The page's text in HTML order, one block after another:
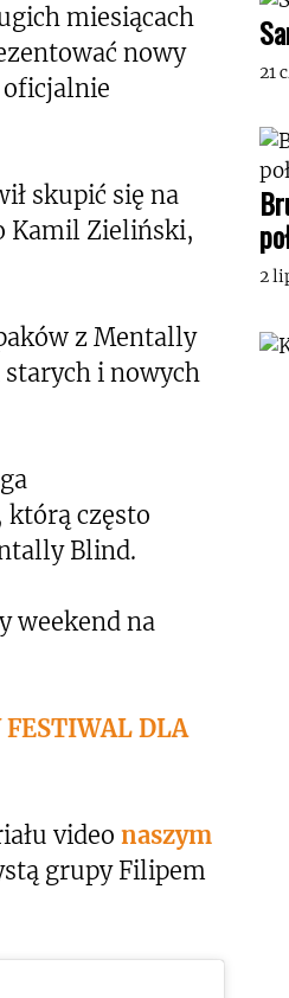
miesiącach
nowy
oficjalnie
skupić się na
Kamil Zieliński,
z Mentally
starych i nowych
którą często
Blind.
weekend na
FESTIWAL DLA
video naszym
grupy Filipem
21
2